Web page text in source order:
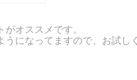
オススメです。
になってますので、お試し